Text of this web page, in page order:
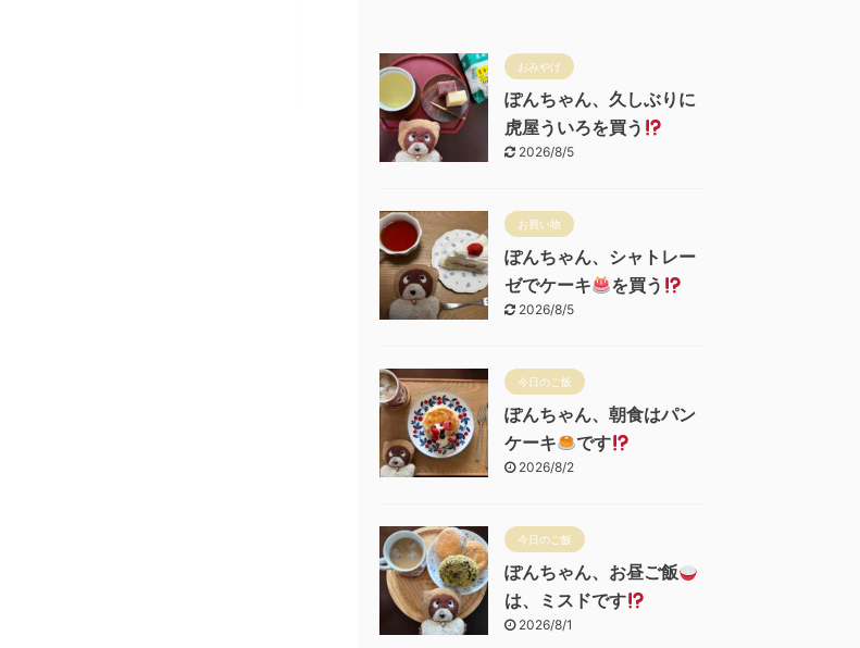
おみやげ
ぽんちゃん、久しぶりに
虎屋ういろを買う
2026/8/5
お買い物
ぽんちゃん、シャトレー
ゼでケーキ
を買う
2026/8/5
今日のご飯
ぽんちゃん、朝食はパン
ケーキ
です
2026/8/2
今日のご飯
ぽんちゃん、お昼ご飯
は、ミスドです
2026/8/1